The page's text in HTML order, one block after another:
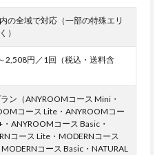
の全域で対応（一部の特殊エリ
）
2,508円／1回（税込・送料含
ン（ANYROOMコース Mini・
コース Lite・ANYROOMコー
・ANYROOMコース Basic・
コース Lite・MODERNコース
コース Basic・NATURAL